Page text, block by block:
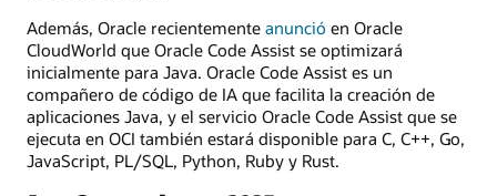
Además, Oracle recientemente anunció en Oracle
CloudWorld que Oracle Code Assist se optimizará
inicialmente para Java. Oracle Code Assist es un
compañero de código de IA que facilita la creación de
aplicaciones Java, y el servicio Oracle Code Assist que se
ejecuta en OCI también estará disponible para C, C++, Go,
JavaScript, PL/SQL, Python, Ruby y Rust.